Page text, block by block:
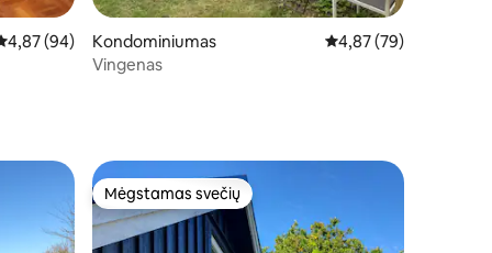
įvertinimas: 4,87 iš 5, atsiliepimų: 94
4,87 (94)
Kondominiumas Vidutinis įvertinimas:
4,87 (79)
Vingenas
Mėgstamas svečių
Mėgstamas svečių